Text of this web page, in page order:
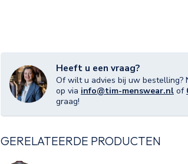
Heeft u een vraag?
Of wilt u advies bij uw bestelling?
op via info@tim-menswear.nl of
graag!
GERELATEERDE PRODUCTEN